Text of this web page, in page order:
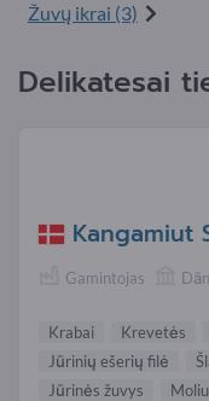
Žuvų ikrai (3)
Delikatesai
Kangamiut
Gamintojas
Krabai Krevetės
Jūrinių ešerių filė
Jūrinės žuvys